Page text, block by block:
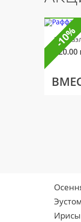
320.00
-10%
Ирисы